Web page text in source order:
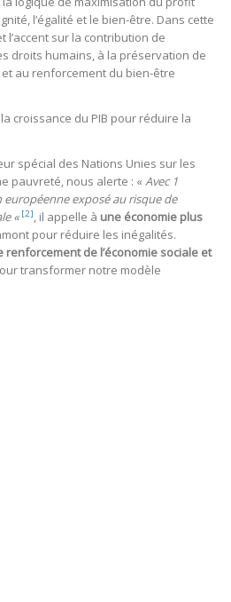
l’égalité et le bien-être. Dans cette
l’accent sur la contribution de
droits humains, à la préservation de
au renforcement du bien-être
croissance du PIB pour réduire la
spécial des Nations Unies sur les
pauvreté, nous alerte : « Avec 1
européenne exposé au risque de
« [2], il appelle à une économie plus
pour réduire les inégalités.
renforcement de l’économie sociale et
transformer notre modèle